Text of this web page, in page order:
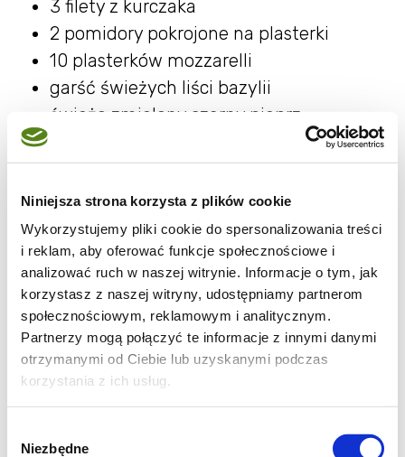
Niniejsza strona korzysta z plików cookie
Wykorzystujemy pliki cookie do spersonalizowania treści
i reklam, aby oferować funkcje społecznościowe i
analizować ruch w naszej witrynie. Informacje o tym, jak
korzystasz z naszej witryny, udostępniamy partnerom
społecznościowym, reklamowym i analitycznym.
Partnerzy mogą połączyć te informacje z innymi danymi
otrzymanymi od Ciebie lub uzyskanymi podczas
korzystania z ich usług.
zgody
Niezbędne
3 filety z kurczaka
2 pomidory pokrojone na plasterki
10 plasterków mozzarelli
garść świeżych liści bazylii
świeżo zmielony czarny pieprz
Marynata
5 łyżek oleju np. z pestek winogron
2 łyżki octu balsamicznego
2 zgniecione ząbki czosnku
2 łyżeczki papryki w proszku
1 łyżeczka suszonego tymianku
1 łyżeczka suszonego rozmarynu
Wszystkie składniki na marynatę mieszam.
Filety dokładnie myję i osuszam papierowym
ręcznikiem. Jeżeli filety są grube, kroję je w